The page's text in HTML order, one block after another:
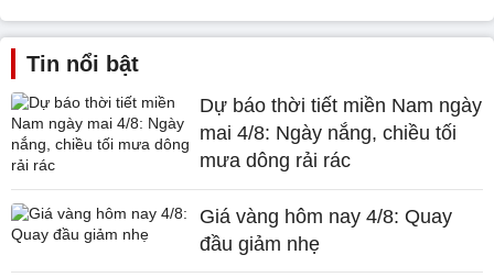
Tin nổi bật
Dự báo thời tiết miền Nam ngày
mai 4/8: Ngày nắng, chiều tối
mưa dông rải rác
Giá vàng hôm nay 4/8: Quay
đầu giảm nhẹ